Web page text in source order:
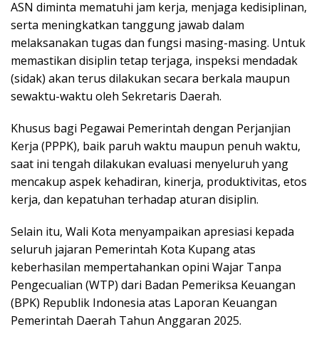
ASN diminta mematuhi jam kerja, menjaga kedisiplinan,
serta meningkatkan tanggung jawab dalam
melaksanakan tugas dan fungsi masing-masing. Untuk
memastikan disiplin tetap terjaga, inspeksi mendadak
(sidak) akan terus dilakukan secara berkala maupun
sewaktu-waktu oleh Sekretaris Daerah.
Khusus bagi Pegawai Pemerintah dengan Perjanjian
Kerja (PPPK), baik paruh waktu maupun penuh waktu,
saat ini tengah dilakukan evaluasi menyeluruh yang
mencakup aspek kehadiran, kinerja, produktivitas, etos
kerja, dan kepatuhan terhadap aturan disiplin.
Selain itu, Wali Kota menyampaikan apresiasi kepada
seluruh jajaran Pemerintah Kota Kupang atas
keberhasilan mempertahankan opini Wajar Tanpa
Pengecualian (WTP) dari Badan Pemeriksa Keuangan
(BPK) Republik Indonesia atas Laporan Keuangan
Pemerintah Daerah Tahun Anggaran 2025.